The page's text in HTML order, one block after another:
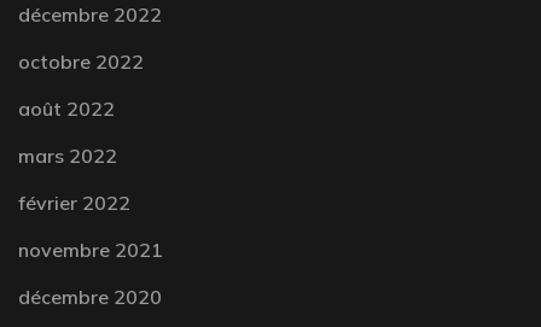
décembre 2022
octobre 2022
août 2022
mars 2022
février 2022
novembre 2021
décembre 2020